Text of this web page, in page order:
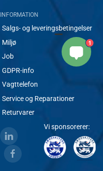
INFORMATION
Salgs- og leveringsbetingelser
Miljø
Job
GDPR-info
Vagttelefon
Service og Reparationer
Returvarer
Vi sponsorerer:
1